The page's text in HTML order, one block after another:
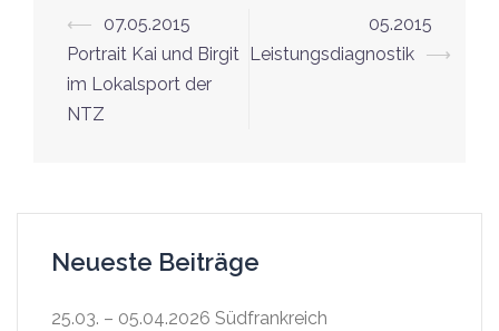
⟵
07.05.2015
Portrait Kai und Birgit
im Lokalsport der
NTZ
05.2015
Leistungsdiagnostik ⟶
Neueste Beiträge
25.03. – 05.04.2026 Südfrankreich